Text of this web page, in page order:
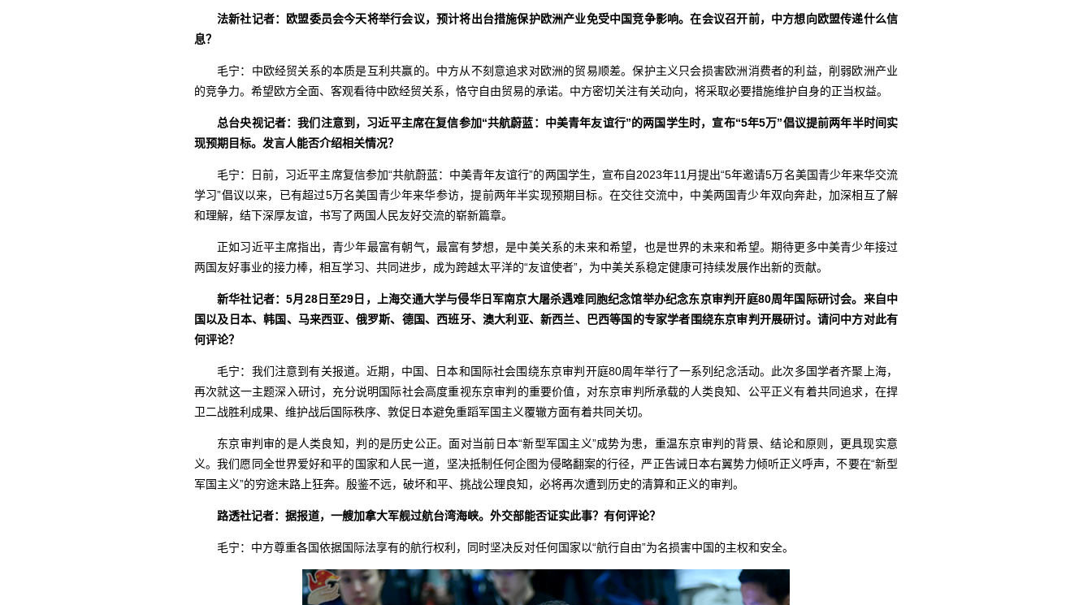
法新社记者：欧盟委员会今天将举行会议，预计将出台措施保护欧洲产业免受中国竞争影响。在会议召开前，中方想向欧盟传递什么信
息？
毛宁：中欧经贸关系的本质是互利共赢的。中方从不刻意追求对欧洲的贸易顺差。保护主义只会损害欧洲消费者的利益，削弱欧洲产业
的竞争力。希望欧方全面、客观看待中欧经贸关系，恪守自由贸易的承诺。中方密切关注有关动向，将采取必要措施维护自身的正当权益。
总台央视记者：我们注意到，习近平主席在复信参加“共航蔚蓝：中美青年友谊行”的两国学生时，宣布“5年5万”倡议提前两年半时间实
现预期目标。发言人能否介绍相关情况？
毛宁：日前，习近平主席复信参加“共航蔚蓝：中美青年友谊行”的两国学生，宣布自2023年11月提出“5年邀请5万名美国青少年来华交流
学习”倡议以来，已有超过5万名美国青少年来华参访，提前两年半实现预期目标。在交往交流中，中美两国青少年双向奔赴，加深相互了解
和理解，结下深厚友谊，书写了两国人民友好交流的崭新篇章。
正如习近平主席指出，青少年最富有朝气，最富有梦想，是中美关系的未来和希望，也是世界的未来和希望。期待更多中美青少年接过
两国友好事业的接力棒，相互学习、共同进步，成为跨越太平洋的“友谊使者”，为中美关系稳定健康可持续发展作出新的贡献。
新华社记者：5月28日至29日，上海交通大学与侵华日军南京大屠杀遇难同胞纪念馆举办纪念东京审判开庭80周年国际研讨会。来自中
国以及日本、韩国、马来西亚、俄罗斯、德国、西班牙、澳大利亚、新西兰、巴西等国的专家学者围绕东京审判开展研讨。请问中方对此有
何评论？
毛宁：我们注意到有关报道。近期，中国、日本和国际社会围绕东京审判开庭80周年举行了一系列纪念活动。此次多国学者齐聚上海，
再次就这一主题深入研讨，充分说明国际社会高度重视东京审判的重要价值，对东京审判所承载的人类良知、公平正义有着共同追求，在捍
卫二战胜利成果、维护战后国际秩序、敦促日本避免重蹈军国主义覆辙方面有着共同关切。
东京审判审的是人类良知，判的是历史公正。面对当前日本“新型军国主义”成势为患，重温东京审判的背景、结论和原则，更具现实意
义。我们愿同全世界爱好和平的国家和人民一道，坚决抵制任何企图为侵略翻案的行径，严正告诫日本右翼势力倾听正义呼声，不要在“新型
军国主义”的穷途末路上狂奔。殷鉴不远，破坏和平、挑战公理良知，必将再次遭到历史的清算和正义的审判。
路透社记者：据报道，一艘加拿大军舰过航台湾海峡。外交部能否证实此事？有何评论？
毛宁：中方尊重各国依据国际法享有的航行权利，同时坚决反对任何国家以“航行自由”为名损害中国的主权和安全。